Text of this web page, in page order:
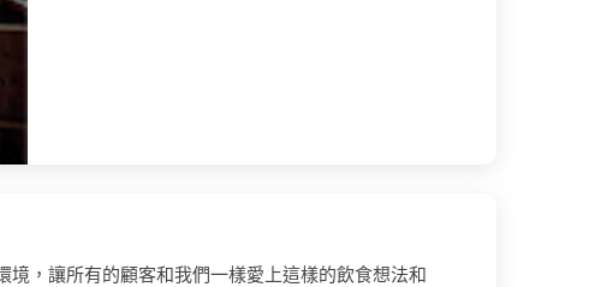
，讓所有的顧客和我們一樣愛上這樣的飲食想法和